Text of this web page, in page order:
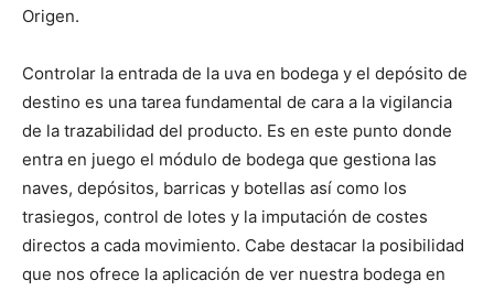
Origen.
Controlar la entrada de la uva en bodega y el depósito de
destino es una tarea fundamental de cara a la vigilancia
de la trazabilidad del producto. Es en este punto donde
entra en juego el módulo de bodega que gestiona las
naves, depósitos, barricas y botellas así como los
trasiegos, control de lotes y la imputación de costes
directos a cada movimiento. Cabe destacar la posibilidad
que nos ofrece la aplicación de ver nuestra bodega en